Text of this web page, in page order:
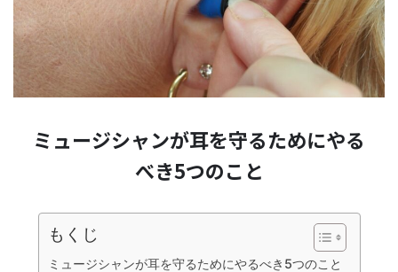
ミュージシャンが耳を守るためにやる
べき5つのこと
もくじ
ミュージシャンが耳を守るためにやるべき5つのこと